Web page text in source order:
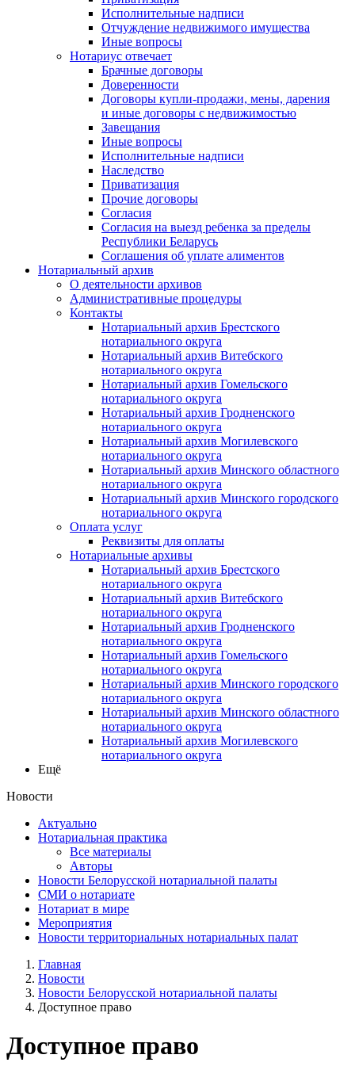
Исполнительные надписи
Отчуждение недвижимого имущества
Иные вопросы
Нотариус отвечает
Брачные договоры
Доверенности
Договоры купли-продажи, мены, дарения
и иные договоры с недвижимостью
Завещания
Иные вопросы
Исполнительные надписи
Наследство
Приватизация
Прочие договоры
Согласия
Согласия на выезд ребенка за пределы
Республики Беларусь
Соглашения об уплате алиментов
Нотариальный архив
О деятельности архивов
Административные процедуры
Контакты
Нотариальный архив Брестского
нотариального округа
Нотариальный архив Витебского
нотариального округа
Нотариальный архив Гомельского
нотариального округа
Нотариальный архив Гродненского
нотариального округа
Нотариальный архив Могилевского
нотариального округа
Нотариальный архив Минского областного
нотариального округа
Нотариальный архив Минского городского
нотариального округа
Оплата услуг
Реквизиты для оплаты
Нотариальные архивы
Нотариальный архив Брестского
нотариального округа
Нотариальный архив Витебского
нотариального округа
Нотариальный архив Гродненского
нотариального округа
Нотариальный архив Гомельского
нотариального округа
Нотариальный архив Минского городского
нотариального округа
Нотариальный архив Минского областного
нотариального округа
Нотариальный архив Могилевского
нотариального округа
Ещё
Новости
Актуально
Нотариальная практика
Все материалы
Авторы
Новости Белорусской нотариальной палаты
СМИ о нотариате
Нотариат в мире
Мероприятия
Новости территориальных нотариальных палат
Главная
Новости
Новости Белорусской нотариальной палаты
Доступное право
Доступное право